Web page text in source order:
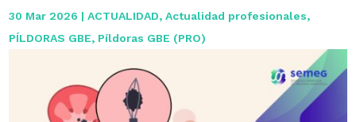
30 Mar 2026 |ACTUALIDAD,Actualidad profesionales,
PÍLDORAS GBE, Píldoras GBE (PRO)